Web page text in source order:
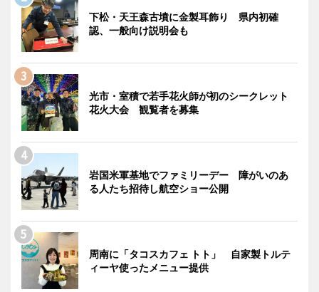
下松・天王森古墳に金製耳飾り 県内初確
認、一般向け説明会も
光市・室積で若手花火師が初のシークレット
花火大会 観覧者を募集
岩国米軍基地でファミリーデー 障がいのあ
る人たち招待し航空ショー公開
周南に「タコスカフェ トト」 自家製トルテ
ィーヤ使ったメニュー提供